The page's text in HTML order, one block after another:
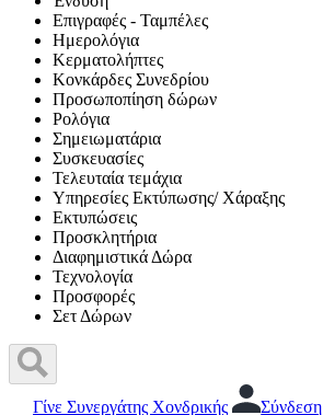
Επιγραφές - Ταμπέλες
Ημερολόγια
Κερματολήπτες
Κονκάρδες Συνεδρίου
Προσωποπίηση δώρων
Ρολόγια
Σημειωματάρια
Συσκευασίες
Τελευταία τεμάχια
Υπηρεσίες Εκτύπωσης/ Χάραξης
Εκτυπώσεις
Προσκλητήρια
Διαφημιστικά Δώρα
Τεχνολογία
Προσφορές
Σετ Δώρων
Γίνε Συνεργάτης Χονδρικής Σύνδεση